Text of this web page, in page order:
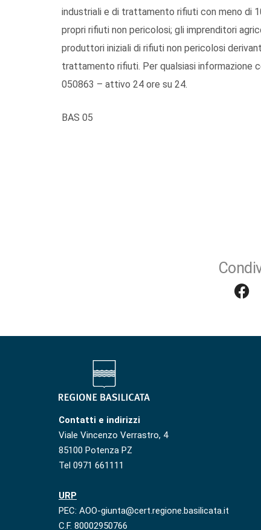
industriali e di trattamento rifiuti con meno di
propri rifiuti non pericolosi; gli imprenditori
produttori iniziali di rifiuti non pericolosi
trattamento rifiuti. Per qualsiasi informazione
050863 – attivo 24 ore su 24.
BAS 05
Contatti e indirizzi
Viale Vincenzo Verrastro, 4
85100 Potenza PZ
Tel 0971 661111
URP
PEC: AOO-giunta@cert.regione.basilicata.it
C.F. 80002950766